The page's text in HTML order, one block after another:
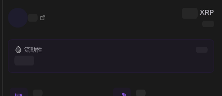
XRP
流動性